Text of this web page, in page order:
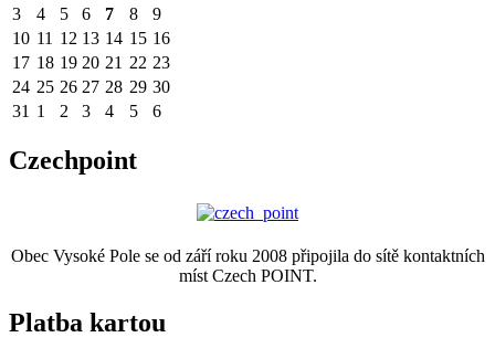
3
4 5 6 7 8
9
10 11 12 13 14 15 16
17 18 19 20 21 22 23
24 25 26 27 28 29 30
31 1 2 3 4 5 6
Czechpoint
Obec Vysoké Pole se od září roku 2008 připojila do sítě kontaktních
míst Czech POINT.
Platba kartou